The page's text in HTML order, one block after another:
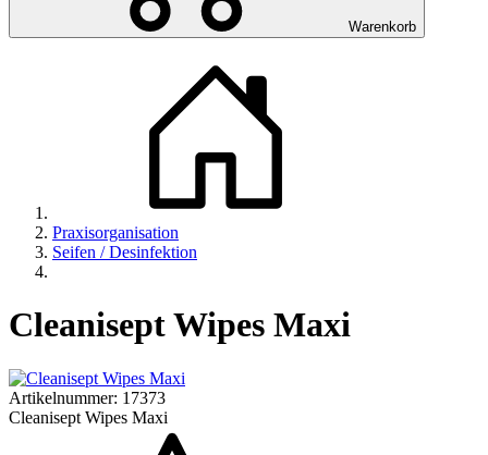
Warenkorb
Praxisorganisation
Seifen / Desinfektion
Cleanisept Wipes Maxi
Artikelnummer: 17373
Cleanisept Wipes Maxi